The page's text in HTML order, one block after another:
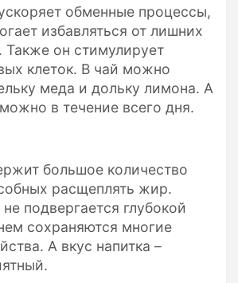
обменные процессы,
избавляться от лишних
Также он стимулирует
клеток. В чай можно
меда и дольку лимона. А
в течение всего дня.
большое количество
расщеплять жир.
подвергается глубокой
сохраняются многие
А вкус напитка –